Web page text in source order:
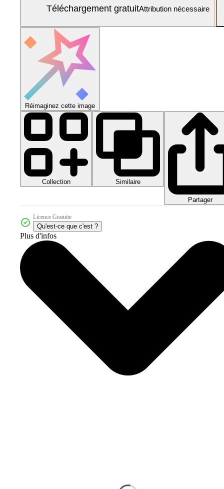
Téléchargement gratuitAttribution nécessaire
Réimaginez cette image
Collection Similaire
Partager
Licence Gratuite
Qu'est-ce que c'est ?
Plus d'infos